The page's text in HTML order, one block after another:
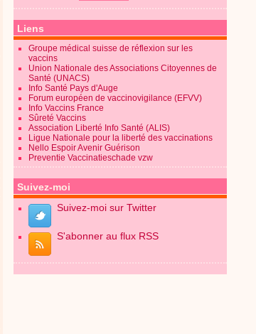
Liens
Groupe médical suisse de réflexion sur les
vaccins
Union Nationale des Associations Citoyennes de
Santé (UNACS)
Info Santé Pays d'Auge
Forum européen de vaccinovigilance (EFVV)
Info Vaccins France
Sûreté Vaccins
Association Liberté Info Santé (ALIS)
Ligue Nationale pour la liberté des vaccinations
Nello Espoir Avenir Guérison
Preventie Vaccinatieschade vzw
Suivez-moi
Suivez-moi sur Twitter
S'abonner au flux RSS